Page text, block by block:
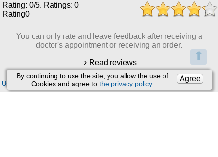
⬆
Agree
By continuing to use the site, you allow the use of
Cookies and agree to the privacy policy.
Rating: 0/5. Ratings: 0
Rating0
You can only rate and leave feedback after receiving a
doctor's appointment or receiving an order.
Read reviews
User Agreement
Support:
Feedback